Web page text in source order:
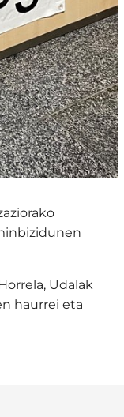
Udalak
haurrei eta